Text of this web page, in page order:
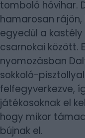
tomboló hóvihar.
hamarosan rájön,
egyedül a
csarnokai között.
nyomozásban
sokkoló-
felfegyverkezve,
játékosoknak el
hogy mikor
bújnak el.